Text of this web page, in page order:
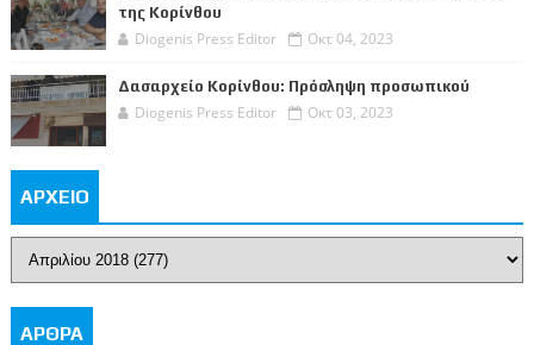
της Κορίνθου
Diogenis Press Editor Οκτ 04, 2023
Δασαρχείο Κορίνθου: Πρόσληψη προσωπικού
Diogenis Press Editor Οκτ 03, 2023
ΑΡΧΕΙΟ
ΑΡΘΡΑ